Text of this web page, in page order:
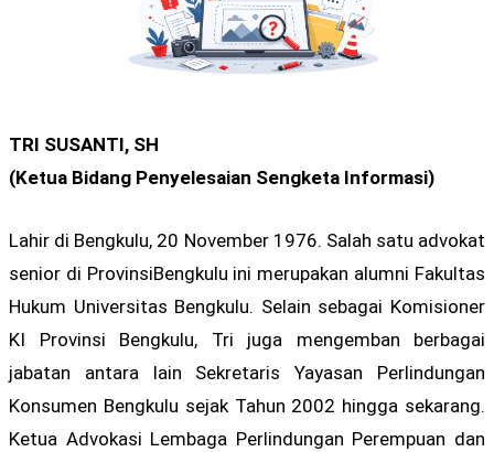
TRI SUSANTI, SH
(Ketua Bidang Penyelesaian Sengketa Informasi)
Lahir di Bengkulu, 20 November 1976. Salah satu advokat
senior di ProvinsiBengkulu ini merupakan alumni Fakultas
Hukum Universitas Bengkulu. Selain sebagai Komisioner
KI Provinsi Bengkulu, Tri juga mengemban berbagai
jabatan antara lain Sekretaris Yayasan Perlindungan
Konsumen Bengkulu sejak Tahun 2002 hingga sekarang.
Ketua Advokasi Lembaga Perlindungan Perempuan dan